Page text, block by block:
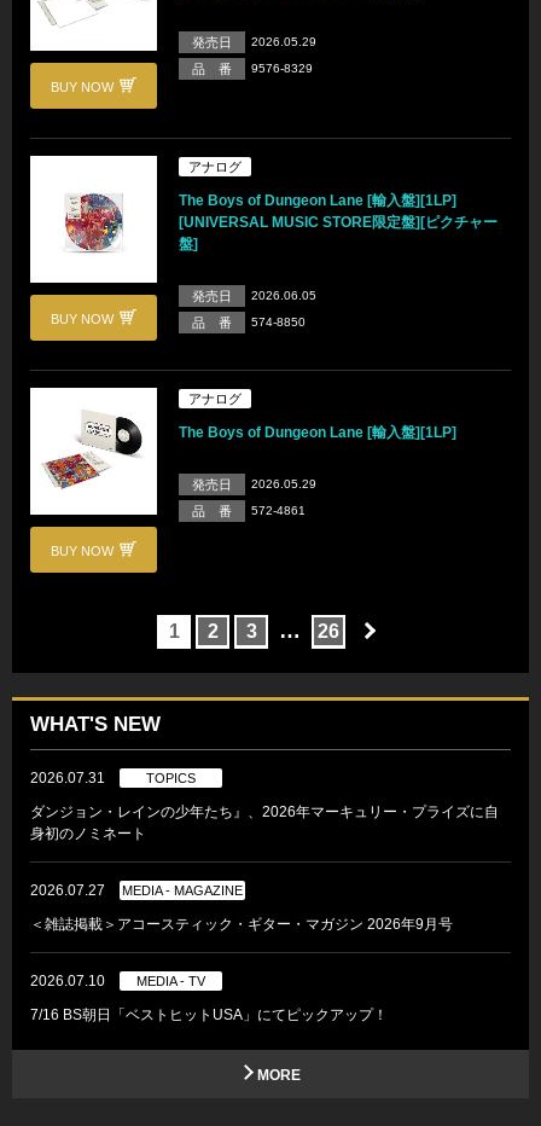
BUY NOW
発売日 2026.05.29
品 番 9576-8329
BUY NOW
アナログ
The Boys of Dungeon Lane [輸入盤][1LP]
[UNIVERSAL MUSIC STORE限定盤][ピクチャー
盤]
発売日 2026.06.05
品 番 574-8850
BUY NOW
アナログ
The Boys of Dungeon Lane [輸入盤][1LP]
発売日 2026.05.29
品 番 572-4861
1 2 3 … 26
WHAT'S NEW
2026.07.31 TOPICS
ダンジョン・レインの少年たち』、2026年マーキュリー・プライズに自
身初のノミネート
2026.07.27 MEDIA - MAGAZINE
＜雑誌掲載＞アコースティック・ギター・マガジン 2026年9月号
2026.07.10 MEDIA - TV
7/16 BS朝日「ベストヒットUSA」にてピックアップ！
MORE